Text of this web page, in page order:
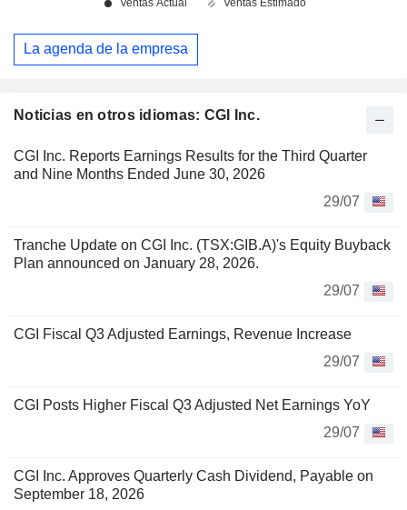
Noticias en otros idiomas: CGI Inc.
CGI Inc. Reports Earnings Results for the Third Quarter
and Nine Months Ended June 30, 2026
29/07
Tranche Update on CGI Inc. (TSX:GIB.A)'s Equity Buyback
Plan announced on January 28, 2026.
29/07
CGI Fiscal Q3 Adjusted Earnings, Revenue Increase
29/07
CGI Posts Higher Fiscal Q3 Adjusted Net Earnings YoY
29/07
CGI Inc. Approves Quarterly Cash Dividend, Payable on
September 18, 2026
La agenda de la empresa